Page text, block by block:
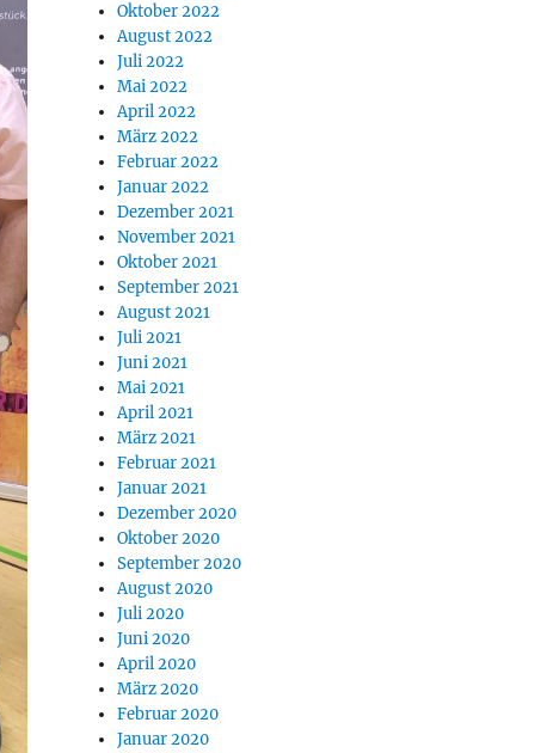
Oktober 2022
August 2022
Juli 2022
Mai 2022
April 2022
März 2022
Februar 2022
Januar 2022
Dezember 2021
November 2021
Oktober 2021
September 2021
August 2021
Juli 2021
Juni 2021
Mai 2021
April 2021
März 2021
Februar 2021
Januar 2021
Dezember 2020
Oktober 2020
September 2020
August 2020
Juli 2020
Juni 2020
April 2020
März 2020
Februar 2020
Januar 2020